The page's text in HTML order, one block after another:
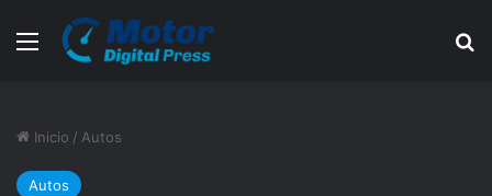
Menú
Inicio / Autos
Autos